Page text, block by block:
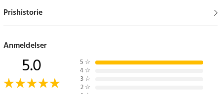
Jævn opladning og dataoverførsel
USB-A-forbindelse. Kabellængden på 1 meter giver god
Specifikationer
- Materiale: TPE-kabel, metal og kobbertråd
Prishistorie
Anmeldelser
5.0 5 ☆
4 ☆
3 ☆
2 ☆